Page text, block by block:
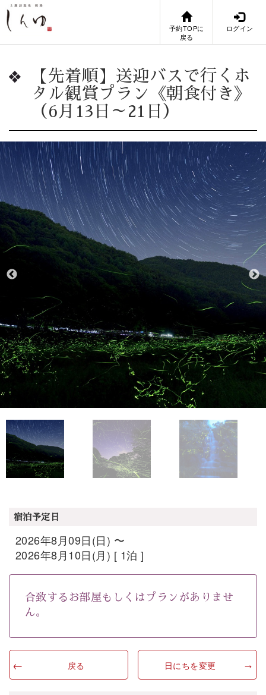
予約TOPに
戻る
ログイン
【先着順】送迎バスで行くホ
タル観賞プラン《朝食付き》
（6月13日～21日）
宿泊予定日
2026年8月09日(日) 〜
2026年8月10日(月) [ 1泊 ]
合致するお部屋もしくはプランがありませ
ん。
戻る 日にちを変更